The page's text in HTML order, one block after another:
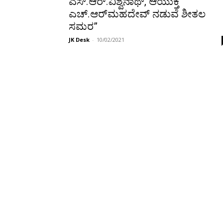
ಎಚ್‌.ಆರ್‌ಮಹದೇವ್ ನಡುವೆ ಶೀತಲ
ಸಮರ”
JK Desk - 10/02/2021